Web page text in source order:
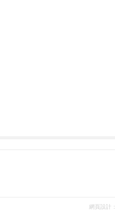
網頁設計：